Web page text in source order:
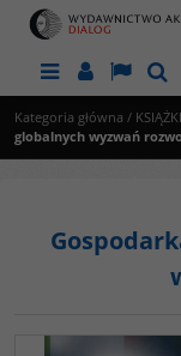
MenuPanelLang
Kategoria główna / KSIĄŻKI
globalnych wyzwań